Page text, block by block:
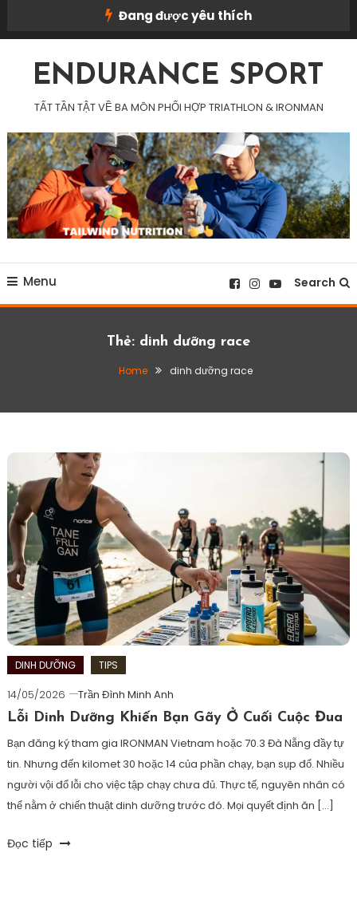
Đang được yêu thích
ENDURANCE SPORT
TẤT TẦN TẬT VỀ BA MÔN PHỐI HỢP TRIATHLON & IRONMAN
Menu Search
Thẻ: dinh dưỡng race
Home dinh dưỡng race
DINH DƯỠNG TIPS
14/05/2026
Trần Đình Minh Anh
Lỗi Dinh Dưỡng Khiến Bạn Gãy Ở Cuối Cuộc Đua
Bạn đăng ký tham gia IRONMAN Vietnam hoặc 70.3 Đà Nẵng đầy tự
tin. Nhưng đến kilomet 30 hoặc 14 của phần chạy, bạn sụp đổ. Nhiều
người vội đổ lỗi cho việc tập chạy chưa đủ. Thực tế, nguyên nhân có
thể nằm ở chiến thuật dinh dưỡng trước đó. Mọi quyết định ăn […]
Tagged
Đọc tiếp